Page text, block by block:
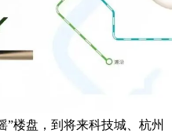
”楼盘，到将来科技城、杭州